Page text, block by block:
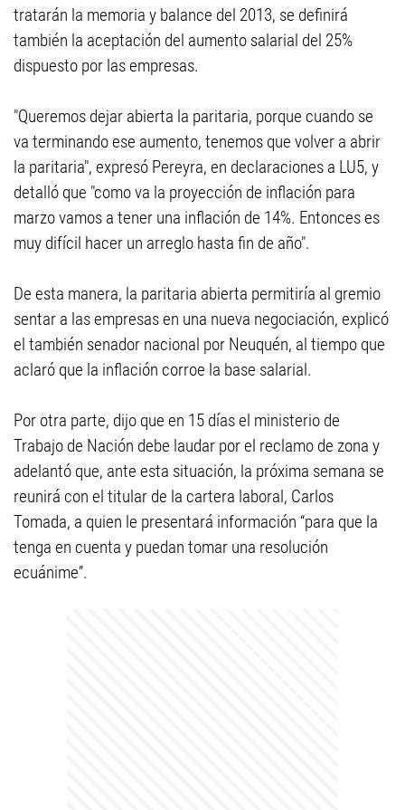
tratarán la memoria y balance del 2013, se definirá
también la aceptación del aumento salarial del 25%
dispuesto por las empresas.
"Queremos dejar abierta la paritaria, porque cuando se
va terminando ese aumento, tenemos que volver a abrir
la paritaria", expresó Pereyra, en declaraciones a LU5, y
detalló que "como va la proyección de inflación para
marzo vamos a tener una inflación de 14%. Entonces es
muy difícil hacer un arreglo hasta fin de año".
De esta manera, la paritaria abierta permitiría al gremio
sentar a las empresas en una nueva negociación, explicó
el también senador nacional por Neuquén, al tiempo que
aclaró que la inflación corroe la base salarial.
Por otra parte, dijo que en 15 días el ministerio de
Trabajo de Nación debe laudar por el reclamo de zona y
adelantó que, ante esta situación, la próxima semana se
reunirá con el titular de la cartera laboral, Carlos
Tomada, a quien le presentará información “para que la
tenga en cuenta y puedan tomar una resolución
ecuánime”.